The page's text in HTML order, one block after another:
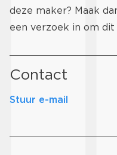
deze maker? Maak
een verzoek in om
Contact
Stuur e-mail